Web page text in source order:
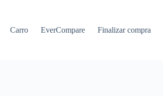
Carro EverCompare Finalizar compra